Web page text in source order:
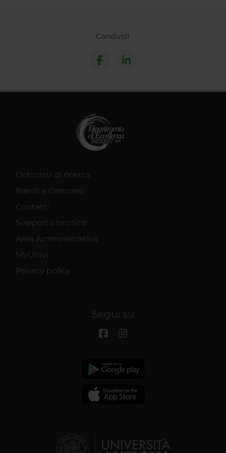
Condividi
Dottorati di ricerca
Bandi e Concorsi
Contatti
Supporto tecnico
Area Amministrativa
MyUnivr
Privacy policy
Segui su